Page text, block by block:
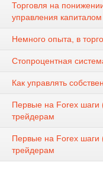
Торговля на
управления капиталом
Немного опыта, в
Стопроцентная
Как управлять
Первые на Forex
трейдерам
Первые на Forex
трейдерам